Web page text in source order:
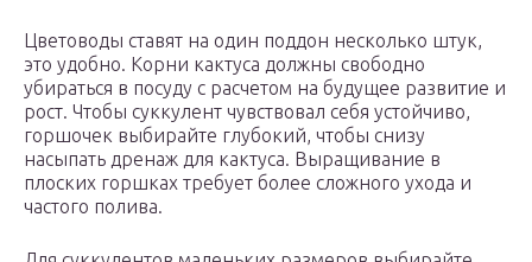
Цветоводы ставят на один поддон несколько штук,
это удобно. Корни кактуса должны свободно
убираться в посуду с расчетом на будущее развитие и
рост. Чтобы суккулент чувствовал себя устойчиво,
горшочек выбирайте глубокий, чтобы снизу
насыпать дренаж для кактуса. Выращивание в
плоских горшках требует более сложного ухода и
частого полива.